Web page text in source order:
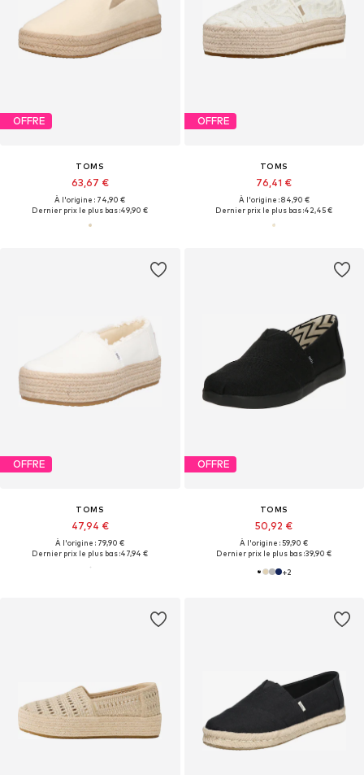
OFFRE
TOMS
63,67 €
À l'origine : 74,90 €
Dernier prix le plus bas :49,90 €
OFFRE
TOMS
76,41 €
À l'origine : 84,90 €
Dernier prix le plus bas :42,45 €
OFFRE
TOMS
47,94 €
À l'origine : 79,90 €
Dernier prix le plus bas :47,94 €
OFFRE
TOMS
50,92 €
À l'origine : 59,90 €
Dernier prix le plus bas :39,90 €
+2